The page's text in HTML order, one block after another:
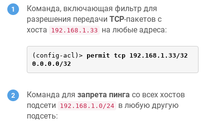
Команда, включающая фильтр для
разрешения передачи TCP-пакетов с
хоста
192.168.1.33 на любые адреса:
(config-acl)> permit tcp 192.168.1.33/32
0.0.0.0/32
Команда для запрета пинга со всех хостов
подсети
192.168.1.0/24 в любую другую
подсеть: